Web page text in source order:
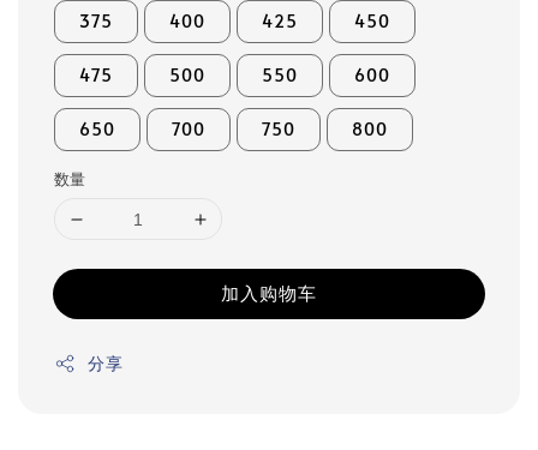
375 400 425 450
475 500 550 600
650 700 750 800
数量
加入购物车
分享